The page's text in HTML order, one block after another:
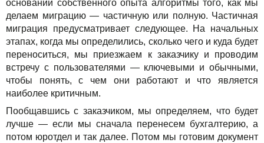
основании собственного опыта алгоритмы того, как мы
делаем миграцию — частичную или полную. Частичная
миграция предусматривает следующее. На начальных
этапах, когда мы определились, сколько чего и куда будет
переноситься, мы приезжаем к заказчику и проводим
встречу с пользователями — ключевыми и обычными,
чтобы понять, с чем они работают и что является
наиболее критичным.
Пообщавшись с заказчиком, мы определяем, что будет
лучше — если мы сначала перенесем бухгалтерию, а
потом юротдел и так далее. Потом мы готовим документ